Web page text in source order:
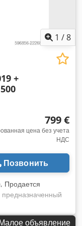
1 /8
+
799 €
цена без учета
НДС
Позвонить
, Продается
заусенцев с
и других
объявление